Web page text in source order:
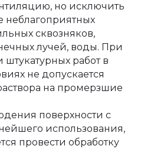
но исключить
неблагоприятных
сквозняков,
лучей, воды. При
работ в
не допускается
на промерзшие
поверхности с
использования,
провести обработку